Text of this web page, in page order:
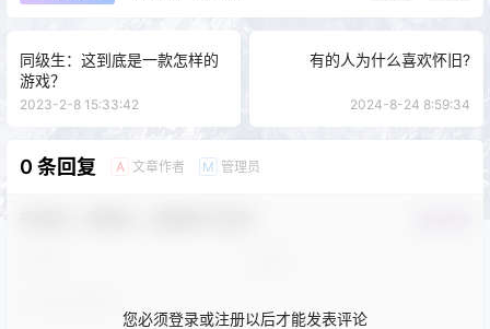
同级生：这到底是一款怎样的
游戏？
2023-2-8 15:33:42
有的人为什么喜欢怀旧?
2024-8-24 8:59:34
0 条回复 A 文章作者 M 管理员
您必须登录或注册以后才能发表评论